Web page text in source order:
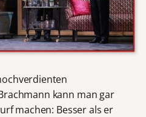
kann man gar
machen: Besser als er